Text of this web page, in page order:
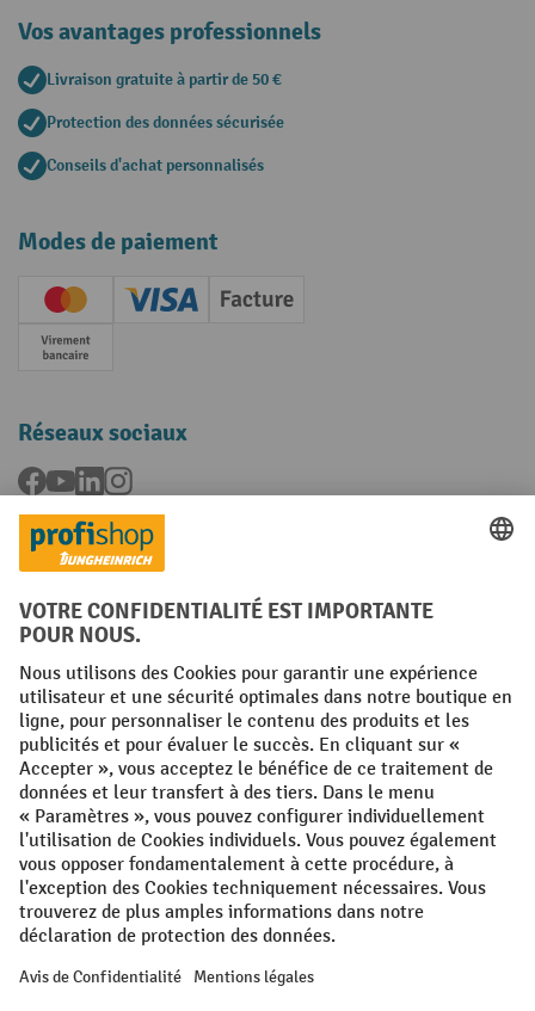
Vos avantages professionnels
Livraison gratuite à partir de 50 €
Protection des données sécurisée
Conseils d'achat personnalisés
Modes de paiement
Creditcard (Master)Creditcard (Visa)
Facture
Paiement anticipé
Réseaux sociaux
Facebook
YouTubeLinkedInInstagram
Langues
FR NL
Conditions générales Mentions légales
Protection des Données Politique de cookies
All prices excl. VAT plusshipping costsand possible delivery charges,
if not stated otherwise.
¹ La remise est valable jusqu'à épuisement des stocks. La remise ne
s'applique pas aux prix spéciaux. Il n'est pas possible de le combiner
avec d'autres réductions en pourcentage ou bons de réduction. | ² La
réduction sera accordée une seule fois lors de la première inscription
à la newsletter. Le code de réduction est valable pendant 10 jours et